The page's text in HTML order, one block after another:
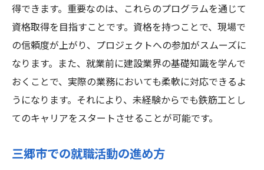
得できます。重要なのは、これらのプログラムを通じて
資格取得を目指すことです。資格を持つことで、現場で
の信頼度が上がり、プロジェクトへの参加がスムーズに
なります。また、就業前に建設業界の基礎知識を学んで
おくことで、実際の業務においても柔軟に対応できるよ
うになります。それにより、未経験からでも鉄筋工とし
てのキャリアをスタートさせることが可能です。
三郷市での就職活動の進め方